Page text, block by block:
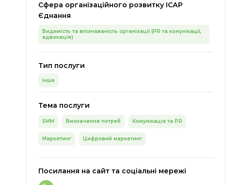
Сфера організаційного розвитку ІСАР
Єднання
Видимість та впізнаваність організації (PR та комунікації,
адвокація)
Тип послуги
Інше
Тема послуги
SMM Визначення потреб Комунікація та PR
Маркетинг Цифровий маркетинг
Посилання на сайт та соціальні мережі